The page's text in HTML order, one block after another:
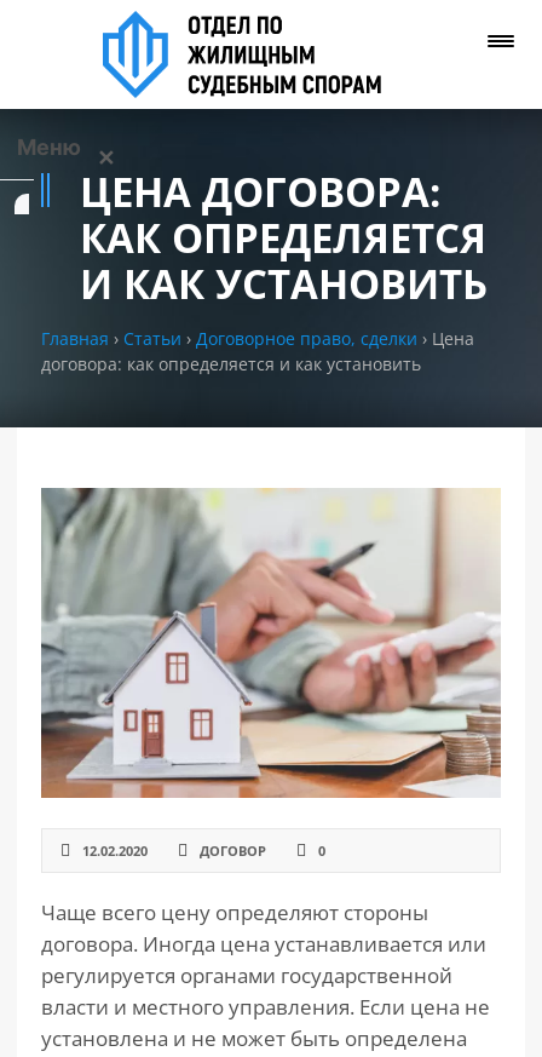
Меню ✕
Контакты
Задать вопрос
Позвонить нам
САЙТА
ЦЕНА ДОГОВОРА:
КАК ОПРЕДЕЛЯЕТСЯ
И КАК УСТАНОВИТЬ
Главная › Статьи › Договорное право, сделки › Цена
договора: как определяется и как установить
12.02.2020 ДОГОВОР 0
Чаще всего цену определяют стороны
договора. Иногда цена устанавливается или
регулируется органами государственной
власти и местного управления. Если цена не
установлена и не может быть определена